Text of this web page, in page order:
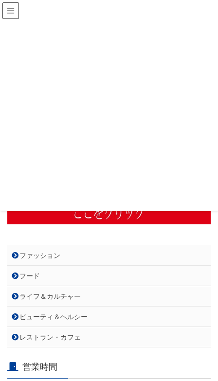
ファッション
フード
ライフ＆カルチャー
ビューティ＆ヘルシー
レストラン・カフェ
営業時間